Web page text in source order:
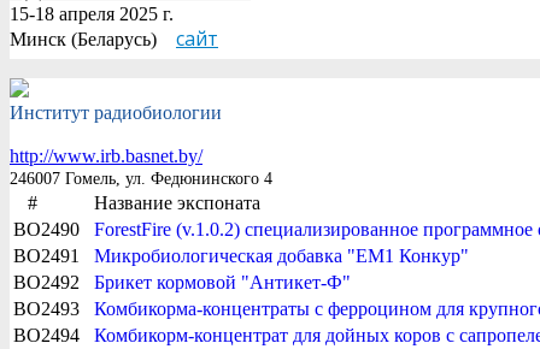
15-18 апреля 2025 г.
Минск (Беларусь) сайт
Институт радиобиологии
http://www.irb.basnet.by/
246007 Гомель, ул. Федюнинского 4
#
Название экспоната
BO2490
ForestFire (v.1.0.2) специализированное программное
BO2491
Микробиологическая добавка "EM1 Конкур"
BO2492
Брикет кормовой "Антикет-Ф"
BO2493
Комбикорма-концентраты с ферроцином для
BO2494
Комбикорм-концентрат для дойных коров с